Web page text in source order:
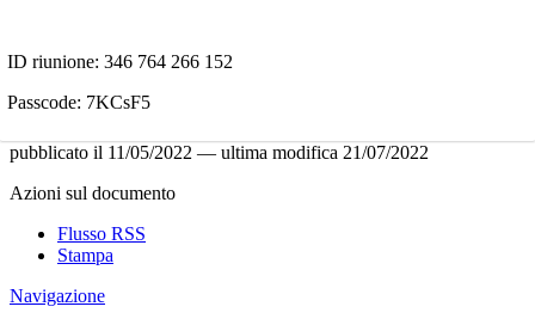
ID riunione: 346 764 266 152
Passcode: 7KCsF5
pubblicato il 11/05/2022 — ultima modifica 21/07/2022
Azioni sul documento
Flusso RSS
Stampa
Navigazione